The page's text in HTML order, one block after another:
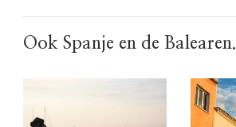
Ook Spanje en de Balearen.